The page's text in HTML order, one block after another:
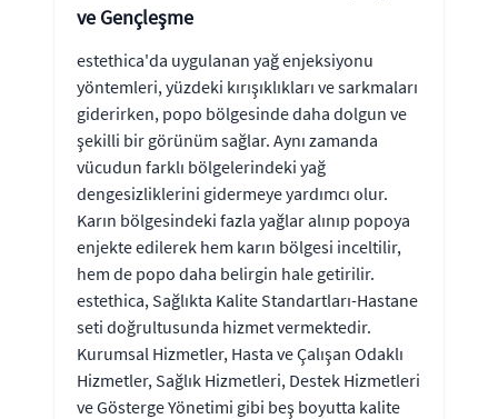
ve Gençleşme
estethica'da uygulanan yağ enjeksiyonu
yöntemleri, yüzdeki kırışıklıkları ve sarkmaları
giderirken, popo bölgesinde daha dolgun ve
şekilli bir görünüm sağlar. Aynı zamanda
vücudun farklı bölgelerindeki yağ
dengesizliklerini gidermeye yardımcı olur.
Karın bölgesindeki fazla yağlar alınıp popoya
enjekte edilerek hem karın bölgesi inceltilir,
hem de popo daha belirgin hale getirilir.
estethica, Sağlıkta Kalite Standartları-Hastane
seti doğrultusunda hizmet vermektedir.
Kurumsal Hizmetler, Hasta ve Çalışan Odaklı
Hizmetler, Sağlık Hizmetleri, Destek Hizmetleri
ve Gösterge Yönetimi gibi beş boyutta kalite